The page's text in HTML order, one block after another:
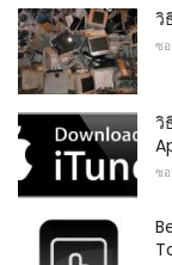
วิ
ซ
วิ
ซ